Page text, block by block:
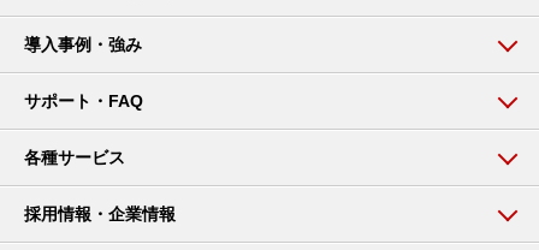
導入事例・強み
サポート・FAQ
各種サービス
採用情報・企業情報